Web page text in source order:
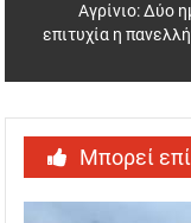
Αγρίνιο: Δύο
επιτυχία η
Μπορεί